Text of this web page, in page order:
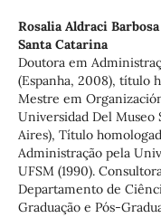
Rosalia Aldraci
Santa Catarina
Doutora em
(Espanha, 2008), título
Mestre em
Universidad Del Museo
Aires), Título
Administração pela
UFSM (1990).
Departamento de
Graduação e Pós-